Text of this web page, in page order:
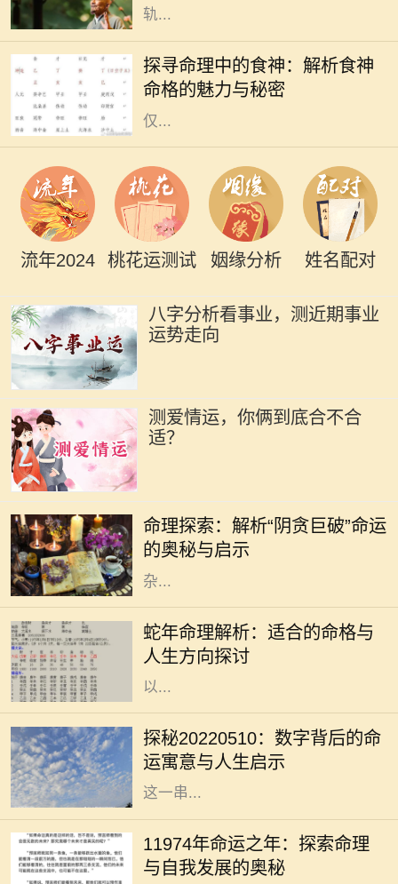
轨...
探寻命理中的食神：解析食神
命格的魅力与秘密
在中国传统命理学中，八字命格被认
为是了解一个人命运的绝佳工具。其
中，"食神"作为十神之一，代表了个
人的智慧、创意与生活享受。食神不
仅...
流年2024 桃花运测试 姻缘分析 姓名配对
八字分析看事业，测近期事业
运势走向
测爱情运，你俩到底合不合
适？
命理探索：解析“阴贪巨破”命运
的奥秘与启示
一直以来被人们广泛探讨和应用。在
众多命格中，“阴贪巨破”命是一种较
为特殊的命型，通常被认为具有复
杂...
蛇年命理解析：适合的命格与
人生方向探讨
在中国传统命理学中，蛇被视为智慧
与灵性的象征，蛇年出生的人通常被
认为具备独特的直觉和洞察力。他们
在生活中常常能迅速适应环境，并能
以...
探秘20220510：数字背后的命
运寓意与人生启示
在文化的长河中，数字常常承载着深
厚的寓意。尤其是在中国传统文化
中，数字不仅仅是数学符号，更是蕴
含着哲理和智慧的象征。20220510
这一串...
11974年命运之年：探索命理
与自我发展的奥秘
在中华文化悠久的历史长河中，命理
学作为一门深厚的学问，吸引了无数
对未来充满好奇的人。11974年，这
个数字组合在命理学中被赋予了特别